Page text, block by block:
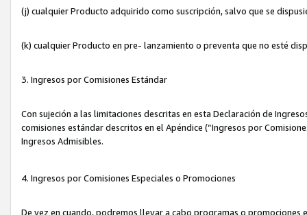
(j) cualquier Producto adquirido como suscripción, salvo que se
(k) cualquier Producto en pre- lanzamiento o preventa que no esté
3. Ingresos por Comisiones Estándar
Con sujeción a las limitaciones descritas en esta Declaración de
comisiones estándar descritos en el Apéndice (“Ingresos por
Ingresos Admisibles.
4. Ingresos por Comisiones Especiales o Promociones
De vez en cuando, podremos llevar a cabo programas o